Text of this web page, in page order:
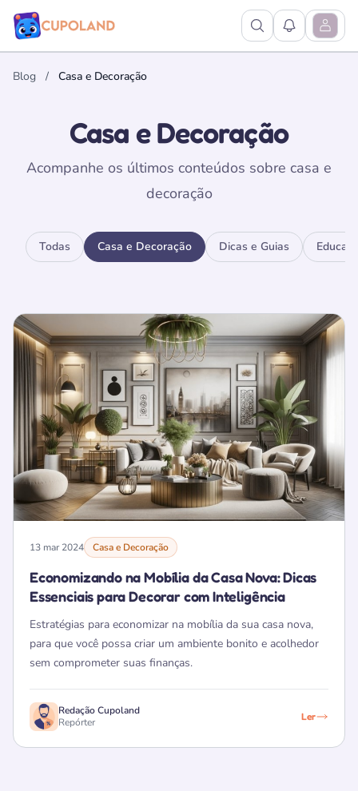
Ver Pesquisa
Ver Abrir
Blog / Casa e Decoração
Casa e Decoração
Acompanhe os últimos conteúdos sobre casa e
decoração
Todas Casa e Decoração Dicas e Guias
13 mar 2024 Casa e Decoração
Economizando na Mobília da Casa Nova: Dicas
Essenciais para Decorar com Inteligência
Estratégias para economizar na mobília da sua casa nova,
para que você possa criar um ambiente bonito e acolhedor
sem comprometer suas finanças.
Redação Cupoland
Repórter
Ler